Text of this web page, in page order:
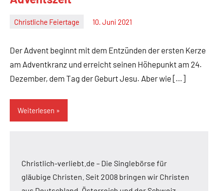
Christliche Feiertage 10. Juni 2021
Haas
Der Advent beginnt mit dem Entzünden der ersten Kerze
am Adventkranz und erreicht seinen Höhepunkt am 24.
Dezember, dem Tag der Geburt Jesu. Aber wie […]
Weiterlesen
Christlich-verliebt.de – Die Singlebörse für
gläubige Christen. Seit 2008 bringen wir Christen